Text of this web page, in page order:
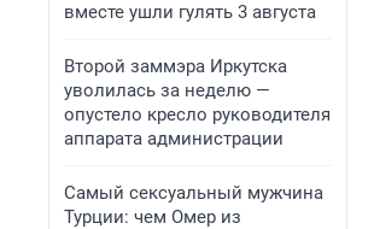
вместе ушли гулять 3 августа
Второй заммэра Иркутска
уволилась за неделю —
опустело кресло руководителя
аппарата администрации
Самый сексуальный мужчина
Турции: чем Омер из